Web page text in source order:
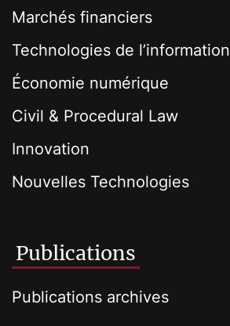
Marchés financiers
Technologies de l’information
Économie numérique
Civil & Procedural Law
Innovation
Nouvelles Technologies
Publications
Publications archives